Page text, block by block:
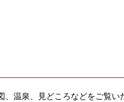
、温泉、見どころなどをご覧い